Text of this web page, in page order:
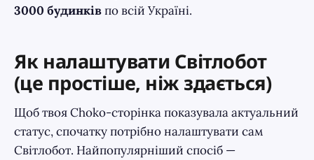
3000 будинківпо всій Україні.
Як налаштувати Світлобот
(це простіше, ніж здається)
Щоб твоя Choko-сторінка показувала актуальний
статус, спочатку потрібно налаштувати сам
Світлобот. Найпопулярніший спосіб —